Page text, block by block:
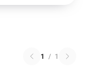
1 / 1